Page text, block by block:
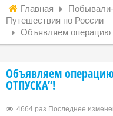
Главная
Путешествия по России
Объявляем операцию
Объявляем
ОТПУСКА”!
4664 раз Последнее